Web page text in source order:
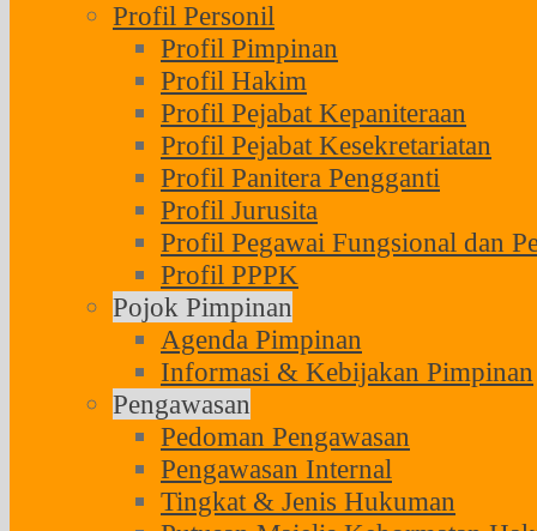
Profil Personil
Profil Pimpinan
Profil Hakim
Profil Pejabat Kepaniteraan
Profil Pejabat Kesekretariatan
Profil Panitera Pengganti
Profil Jurusita
Profil Pegawai Fungsional dan
Profil PPPK
Pojok Pimpinan
Agenda Pimpinan
Informasi & Kebijakan Pimpinan
Pengawasan
Pedoman Pengawasan
Pengawasan Internal
Tingkat & Jenis Hukuman